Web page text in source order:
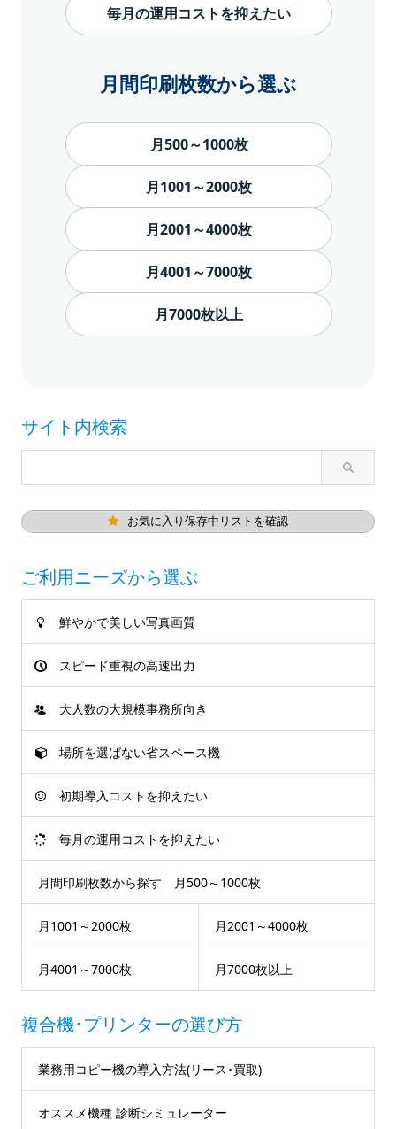
毎月の運用コストを抑えたい
月間印刷枚数から選ぶ
月500～1000枚
月1001～2000枚
月2001～4000枚
月4001～7000枚
月7000枚以上
サイト内検索
お気に入り保存中リストを確認
ご利用ニーズから選ぶ
鮮やかで美しい写真画質
スピード重視の高速出力
大人数の大規模事務所向き
場所を選ばない省スペース機
初期導入コストを抑えたい
毎月の運用コストを抑えたい
月間印刷枚数から探す 月500～1000枚
月1001～2000枚 月2001～4000枚
月4001～7000枚 月7000枚以上
複合機･プリンターの選び方
業務用コピー機の導入方法(リース･買取)
オススメ機種 診断シミュレーター